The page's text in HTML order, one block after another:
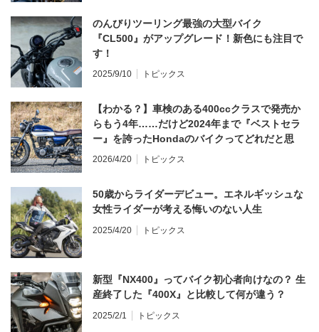
のんびりツーリング最強の大型バイク
『CL500』がアップグレード！新色にも注目で
す！
2025/9/10 トピックス
【わかる？】車検のある400ccクラスで発売か
らもう4年……だけど2024年まで『ベストセラ
ー』を誇ったHondaのバイクってどれだと思
う？
2026/4/20 トピックス
50歳からライダーデビュー。エネルギッシュな
女性ライダーが考える悔いのない人生
2025/4/20 トピックス
新型『NX400』ってバイク初心者向けなの？ 生
産終了した『400X』と比較して何が違う？
2025/2/1 トピックス